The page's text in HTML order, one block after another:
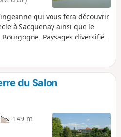
qui vous fera découvrir
à Sacquenay ainsi que le
Paysages diversifiés
du Salon
-149 m